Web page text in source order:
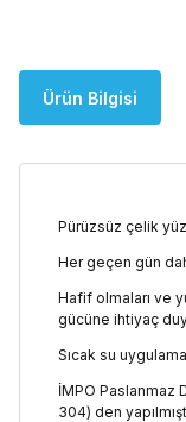
Ürün Bilgisi
Pürüzsüz çelik
Her geçen gün
Hafif olmaları ve
gücüne ihtiyaç
Sıcak su
İMPO Paslanmaz
304) den